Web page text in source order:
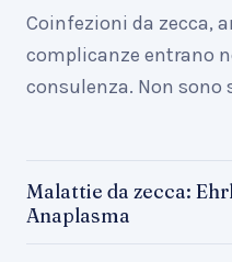
Coinfezioni da zecca,
complicanze entrano
consulenza. Non sono
Malattie da zecca:
Anaplasma